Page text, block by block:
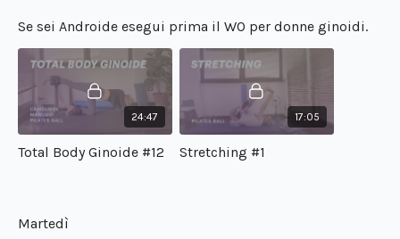
Se sei Androide esegui prima il WO per donne ginoidi.
24:47
Total Body Ginoide #12
17:05
Stretching #1
Martedì